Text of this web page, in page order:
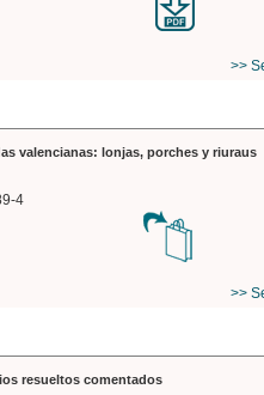
>>
valencianas: lonjas, porches y riuraus
4
>>
resueltos comentados